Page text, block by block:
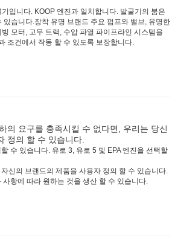
입니다. KOOP 엔진과 일치합니다. 발굴기의 붐은
있습니다.장착 유명 브랜드 주요 펌프와 밸브, 유명한
모터, 고무 트랙, 수압 파열 파이프라인 시스템을
조건에서 작동 할 수 있도록 보장합니다.
의 요구를 충족시킬 수 없다면, 우리는 당신
정의 할 수 있습니다.
수 있습니다. 유로 3, 유로 5 및 EPA 엔진을 선택할
신의 브랜드의 제품을 사용자 정의 할 수 있습니다.
사항에 따라 원하는 것을 생산 할 수 있습니다.